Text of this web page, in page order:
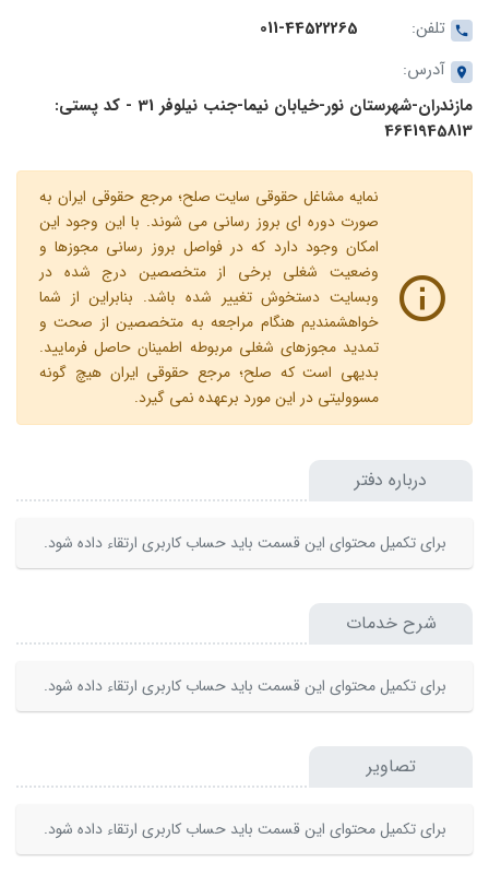
تلفن:
011-44522265
آدرس:
مازندران-شهرستان نور-خیابان نیما-جنب نیلوفر 31 - کد پستی:
4641945813
نمایه مشاغل حقوقی سایت صلح؛ مرجع حقوقی ایران به
صورت دوره ای بروز رسانی می شوند. با این وجود این
امکان وجود دارد که در فواصل بروز رسانی مجوزها و
وضعیت شغلی برخی از متخصصین درج شده در
وبسایت دستخوش تغییر شده باشد. بنابراین از شما
خواهشمندیم هنگام مراجعه به متخصصین از صحت و
تمدید مجوزهای شغلی مربوطه اطمینان حاصل فرمایید.
بدیهی است که صلح؛ مرجع حقوقی ایران هیچ گونه
مسوولیتی در این مورد برعهده نمی گیرد.
درباره دفتر
برای تکمیل محتوای این قسمت باید حساب کاربری ارتقاء داده شود.
شرح خدمات
برای تکمیل محتوای این قسمت باید حساب کاربری ارتقاء داده شود.
تصاویر
برای تکمیل محتوای این قسمت باید حساب کاربری ارتقاء داده شود.